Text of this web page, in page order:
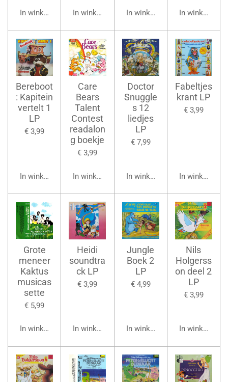
In winkelwagen In winkelwagen In winkelwagen In
Bereboot
: Kapitein
vertelt 1
LP
€ 3,99
In winkelwagen
Care
Bears
Talent
Contest
readalon
g boekje
€ 3,99
In winkelwagen
Doctor
Snuggle
s 12
liedjes
LP
€ 7,99
In winkelwagen
Fabeltjes
krant LP
€ 3,99
In
Grote
meneer
Kaktus
musicas
sette
€ 5,99
In winkelwagen
Heidi
soundtra
ck LP
€ 3,99
In winkelwagen
Jungle
Boek 2
LP
€ 4,99
In winkelwagen
Nils
Holgerss
on deel 2
LP
€ 3,99
In